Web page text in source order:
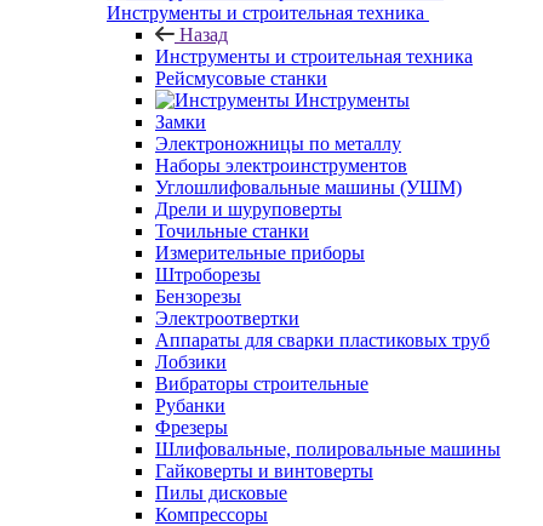
Инструменты и строительная техника
Назад
Инструменты и строительная техника
Рейсмусовые станки
Инструменты
Замки
Электроножницы по металлу
Наборы электроинструментов
Углошлифовальные машины (УШМ)
Дрели и шуруповерты
Точильные станки
Измерительные приборы
Штроборезы
Бензорезы
Электроотвертки
Аппараты для сварки пластиковых труб
Лобзики
Вибраторы строительные
Рубанки
Фрезеры
Шлифовальные, полировальные машины
Гайковерты и винтоверты
Пилы дисковые
Компрессоры